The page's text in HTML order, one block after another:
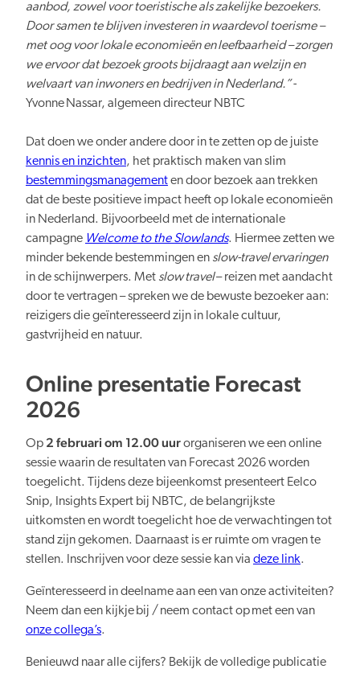
aanbod, zowel voor toeristische als zakelijke bezoekers.
Door samen te blijven investeren in waardevol toerisme –
met oog voor lokale economieën en leefbaarheid – zorgen
we ervoor dat bezoek groots bijdraagt aan welzijn en
welvaart van inwoners en bedrijven in Nederland.”-
Yvonne Nassar, algemeen directeur NBTC
Dat doen we onder andere door in te zetten op de juiste
kennis en inzichten, het praktisch maken van slim
bestemmingsmanagementen door bezoek aan trekken
dat de beste positieve impact heeft op lokale economieën
in Nederland. Bijvoorbeeld met de internationale
campagne Welcome to the Slowlands. Hiermee zetten we
minder bekende bestemmingen en slow-travel ervaringen
in de schijnwerpers. Met slow travel– reizen met aandacht
door te vertragen – spreken we de bewuste bezoeker aan:
reizigers die geïnteresseerd zijn in lokale cultuur,
gastvrijheid en natuur.
Online presentatie Forecast
2026
Op 2 februari om 12.00 uurorganiseren we een online
sessie waarin de resultaten van Forecast 2026 worden
toegelicht. Tijdens deze bijeenkomst presenteert Eelco
Snip, Insights Expert bij NBTC, de belangrijkste
uitkomsten en wordt toegelicht hoe de verwachtingen tot
stand zijn gekomen. Daarnaast is er ruimte om vragen te
stellen. Inschrijven voor deze sessie kan via deze link.
Geïnteresseerd in deelname aan een van onze activiteiten?
Neem dan een kijkje bij / neem contact op met een van
onze collega’s.
Benieuwd naar alle cijfers? Bekijk de volledige publicatie